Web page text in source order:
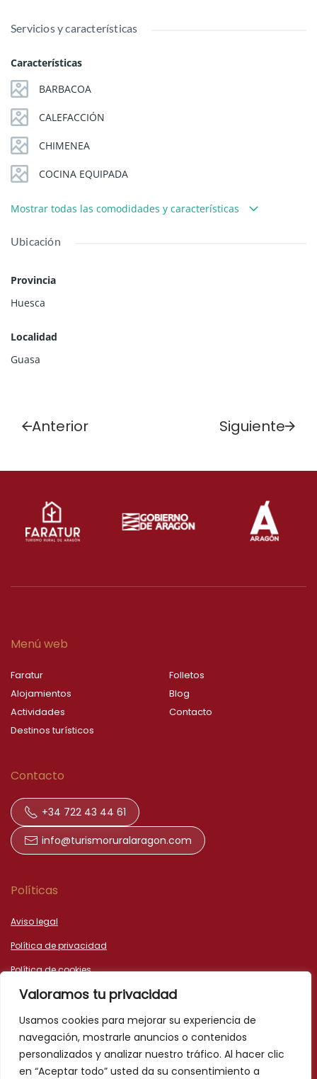
Valoramos tu privacidad
Usamos cookies para mejorar su experiencia de
navegación, mostrarle anuncios o contenidos
personalizados y analizar nuestro tráfico. Al hacer clic
en “Aceptar todo” usted da su consentimiento a
Servicios y características
Características
BARBACOA
CALEFACCIÓN
CHIMENEA
COCINA EQUIPADA
Mostrar todas las comodidades y características
Ubicación
Provincia
Huesca
Localidad
Guasa
Anterior Siguiente
Menú web
Faratur
Alojamientos
Actividades
Destinos turísticos
Folletos
Blog
Contacto
Contacto
+34 722 43 44 61
info@turismoruralaragon.com
Políticas
Aviso legal
Política de privacidad
Política de cookies
Declaración de accesibilidad